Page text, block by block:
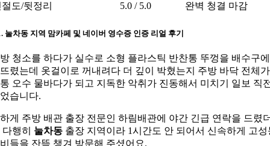
도/뒷정리
5.0 / 5.0 완벽 청결 마감
눌차동 지역 맘카페 및 네이버 영수증 인증 리얼 후기
청소를 하다가 실수로 소형 플라스틱 반찬통 뚜껑을 배수구에
렸는데 옷걸이로 꺼내려다 더 깊이 박혔는지 주방 바닥 전체가
오수 물바다가 되고 지독한 악취가 진동해서 미치기 일보 직
습니다.
게 주방 배관 출장 전문인 하림배관에 야간 긴급 연락을 드렸
행히 눌차동출장 지역이라 1시간도 안 되어서 신속하게 고성
들을 잔뜩 챙겨 방문해 주셨어요.